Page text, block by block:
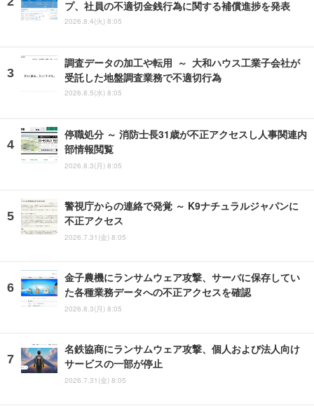
プ、社員の不適切金銭行為に関する補償進捗を発表
2026.8.4(火) 8:05
調査データの加工や転用 ～ 大和ハウス工業子会社が
受託した地盤調査業務で不適切行為
2026.8.5(水) 8:05
停職処分 ～ 消防士長31歳が不正アクセスし人事関連内
部情報閲覧
2026.8.3(月) 8:05
警視庁からの連絡で発覚 ～ K9ナチュラルジャパンに
不正アクセス
2026.7.31(金) 8:05
金子農機にランサムウェア攻撃、サーバに保存してい
た各種業務データへの不正アクセスを確認
2026.8.3(月) 8:05
名鉄協商にランサムウェア攻撃、個人および法人向け
サービスの一部が停止
2026.7.31(金) 8:05